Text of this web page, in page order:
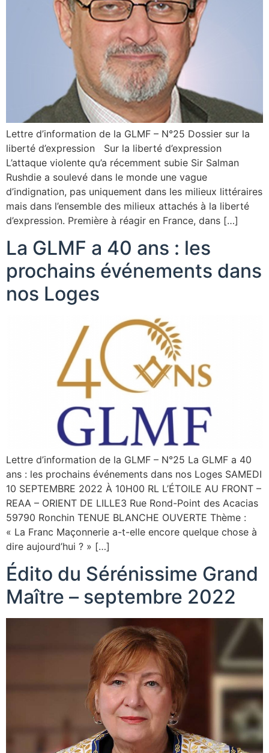
Lettre d’information de la GLMF – N°25 Dossier sur la
liberté d’expression Sur la liberté d’expression
L’attaque violente qu’a récemment subie Sir Salman
Rushdie a soulevé dans le monde une vague
d’indignation, pas uniquement dans les milieux littéraires
mais dans l’ensemble des milieux attachés à la liberté
d’expression. Première à réagir en France, dans […]
La GLMF a 40 ans : les
prochains événements dans
nos Loges
Lettre d’information de la GLMF – N°25 La GLMF a 40
ans : les prochains événements dans nos Loges SAMEDI
10 SEPTEMBRE 2022 À 10H00 RL L’ÉTOILE AU FRONT –
REAA – ORIENT DE LILLE3 Rue Rond-Point des Acacias
59790 Ronchin TENUE BLANCHE OUVERTE Thème :
« La Franc Maçonnerie a-t-elle encore quelque chose à
dire aujourd’hui ? » […]
Édito du Sérénissime Grand
Maître – septembre 2022